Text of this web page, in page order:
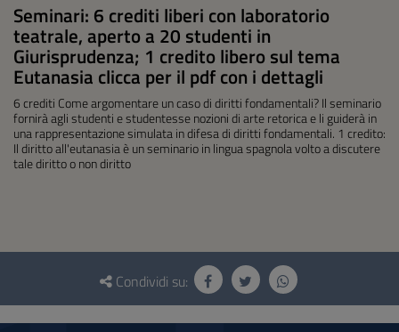
Seminari: 6 crediti liberi con laboratorio
teatrale, aperto a 20 studenti in
Giurisprudenza; 1 credito libero sul tema
Eutanasia clicca per il pdf con i dettagli
6 crediti Come argomentare un caso di diritti fondamentali? Il seminario
fornirà agli studenti e studentesse nozioni di arte retorica e li guiderà in
una rappresentazione simulata in difesa di diritti fondamentali. 1 credito:
Il diritto all'eutanasia è un seminario in lingua spagnola volto a discutere
tale diritto o non diritto
Questionario
social
Condividi su: